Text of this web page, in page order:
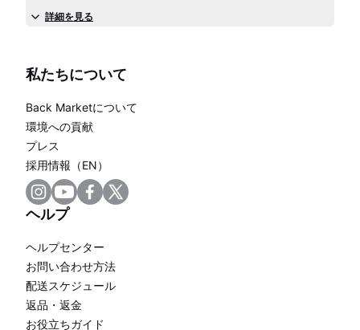
詳細を見る
私たちについて
Back Marketについて
環境への貢献
プレス
採用情報（EN）
ヘルプ
ヘルプセンター
お問い合わせ方法
配送スケジュール
返品・返金
お役立ちガイド